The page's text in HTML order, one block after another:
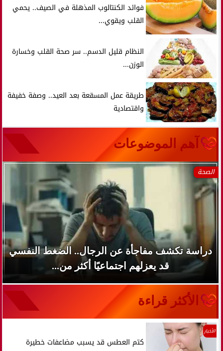
فوائد الكنتالوب المذهلة في الصيف.. يحمي
القلب ويقوي...
النظام قليل الدسم.. سر صحة القلب وخسارة
الوزن...
طريقة عمل المسقعة بعد العيد.. وصفة خفيفة
واقتصادية
آهم الموضوعات
الصحة
دراسة تكشف مفاجأة عن الرجال.. الضغط النفسي
قد يعزلهم اجتماعيًا أكثر من...
الأكثر قراءة
الأخبار
كتم العطس قد يسبب مضاعفات خطيرة